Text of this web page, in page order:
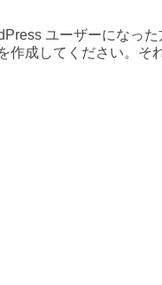
ユーザーになった
作成してください。そ